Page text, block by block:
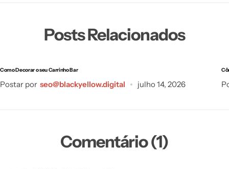
Posts Relacionados
Como Decorar o seu Carrinho Bar
Postar por seo@blackyellow.digital julho 14, 2026
Comentário (1)